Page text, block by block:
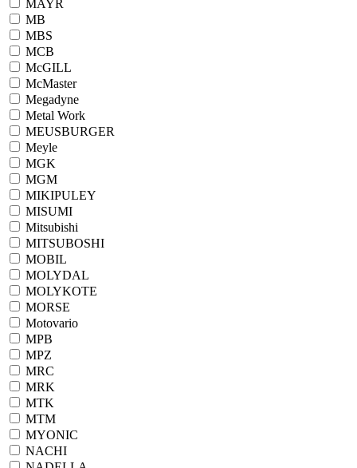
MAYR
MB
MBS
MCB
McGILL
McMaster
Megadyne
Metal Work
MEUSBURGER
Meyle
MGK
MGM
MIKIPULEY
MISUMI
Mitsubishi
MITSUBOSHI
MOBIL
MOLYDAL
MOLYKOTE
MORSE
Motovario
MPB
MPZ
MRC
MRK
MTK
MTM
MYONIC
NACHI